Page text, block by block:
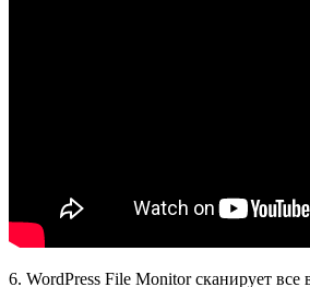
6. WordPress File Monitor сканирует